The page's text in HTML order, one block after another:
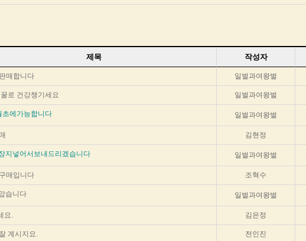
제목 작성자
매합니다 일벌과여왕벌
로 건강챙기세요 일벌과여왕벌
초에가능합니다 일벌과여왕벌
김현정
지넣어서보내드리겠습니다 일벌과여왕벌
매입니다 조혁수
습니다 일벌과여왕벌
요. 김은정
계시지요. 전인진